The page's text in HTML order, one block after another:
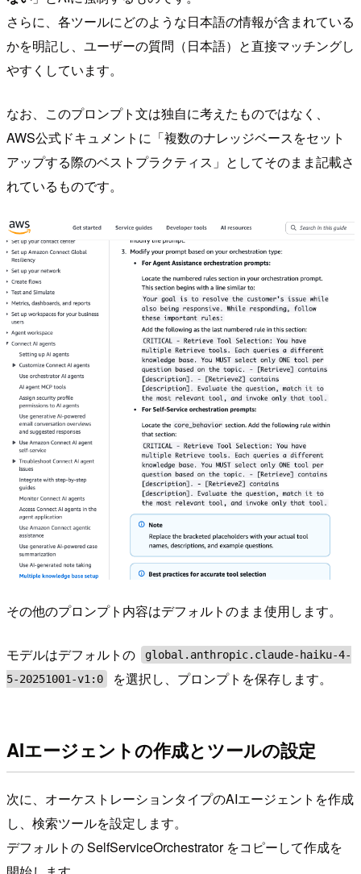
さらに、各ツールにどのような日本語の情報が含まれている
かを明記し、ユーザーの質問（日本語）と直接マッチングし
やすくしています。
なお、このプロンプト文は独自に考えたものではなく、
AWS公式ドキュメントに「複数のナレッジベースをセット
アップする際のベストプラクティス」としてそのまま記載さ
れているものです。
その他のプロンプト内容はデフォルトのまま使用します。
モデルはデフォルトの
global.anthropic.claude-haiku-4-
5-20251001-v1:0
を選択し、プロンプトを保存します。
AIエージェントの作成とツールの設定
次に、オーケストレーションタイプのAIエージェントを作成
し、検索ツールを設定します。
デフォルトの SelfServiceOrchestrator をコピーして作成を